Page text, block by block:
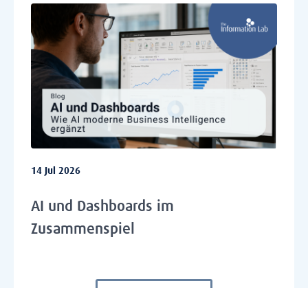
14 Jul 2026
AI und Dashboards im
Zusammenspiel